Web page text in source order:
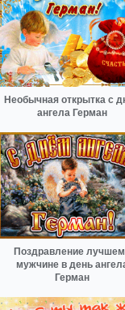
Необычная открытка с
ангела Герман
Поздравление
мужчине в день
Герман